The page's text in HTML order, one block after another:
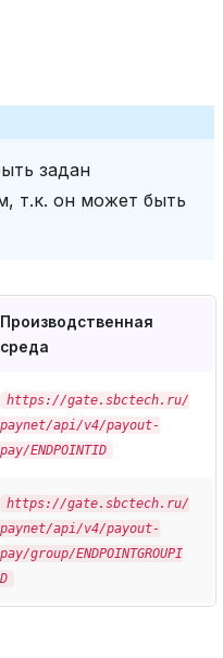
задан
т.к. он может быть
Производственная
среда
https://gate.sbctech.ru/
paynet/api/v4/payout-
pay/ENDPOINTID
https://gate.sbctech.ru/
paynet/api/v4/payout-
pay/group/ENDPOINTGROUPI
D